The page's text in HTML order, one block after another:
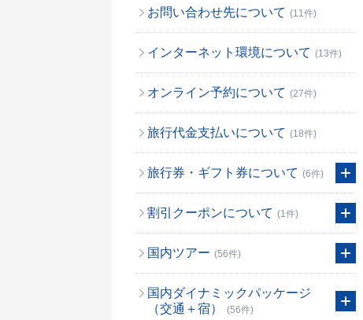
お問い合わせ先について (11件)
インターネット環境について (13件)
オンライン予約について (27件)
旅行代金支払いについて (18件)
旅行券・ギフト券について (6件)
割引クーポンについて (1件)
国内ツアー (56件)
国内ダイナミックパッケージ
（交通＋宿）
(56件)